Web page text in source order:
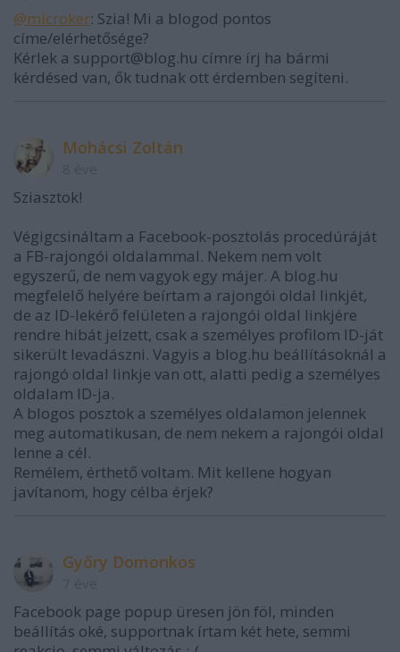
@microker: Szia! Mi a blogod pontos
címe/elérhetősége?
Kérlek a support@blog.hu címre írj ha bármi
kérdésed van, ők tudnak ott érdemben segíteni.
Mohácsi Zoltán
Sziasztok!
Végigcsináltam a Facebook-posztolás procedúráját
a FB-rajongói oldalammal. Nekem nem volt
egyszerű, de nem vagyok egy májer. A blog.hu
megfelelő helyére beírtam a rajongói oldal linkjét,
de az ID-lekérő felületen a rajongói oldal linkjére
rendre hibát jelzett, csak a személyes profilom ID-ját
sikerült levadászni. Vagyis a blog.hu beállításoknál a
rajongó oldal linkje van ott, alatti pedig a személyes
oldalam ID-ja.
A blogos posztok a személyes oldalamon jelennek
meg automatikusan, de nem nekem a rajongói oldal
lenne a cél.
Remélem, érthető voltam. Mit kellene hogyan
javítanom, hogy célba érjek?
Győry Domonkos
Facebook page popup üresen jön föl, minden
beállítás oké, supportnak írtam két hete, semmi